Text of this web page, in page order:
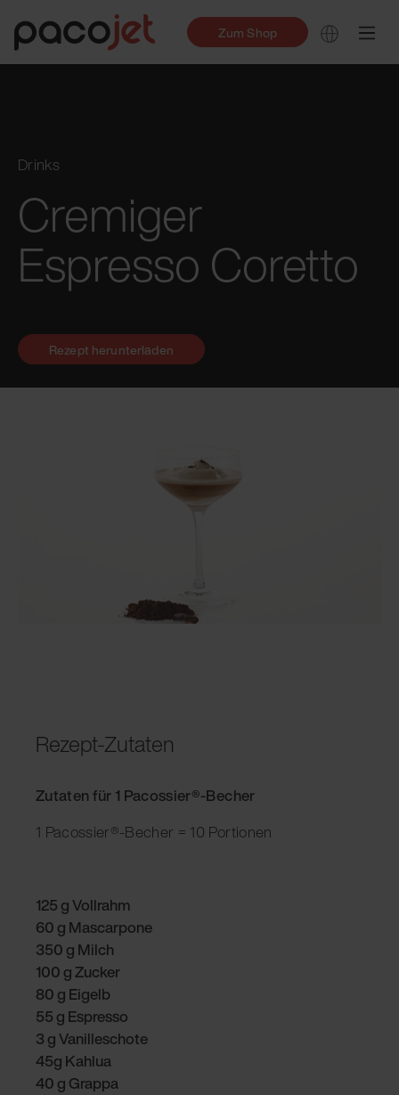
Zum Shop
Drinks
Cremiger
Espresso Coretto
Rezept-Zutaten
Zutaten für 1 Pacossier®-Becher
1 Pacossier®-Becher = 10 Portionen
125 g Vollrahm
60 g Mascarpone
350 g Milch
100 g Zucker
80 g Eigelb
55 g Espresso
3 g Vanilleschote
45g Kahlua
40 g Grappa
Rezept herunterladen